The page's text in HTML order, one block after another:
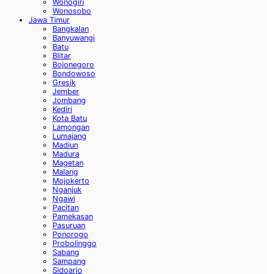
Wonogiri
Wonosobo
Jawa Timur
Bangkalan
Banyuwangi
Batu
Blitar
Bojonegoro
Bondowoso
Gresik
Jember
Jombang
Kediri
Kota Batu
Lamongan
Lumajang
Madiun
Madura
Magetan
Malang
Mojokerto
Nganjuk
Ngawi
Pacitan
Pamekasan
Pasuruan
Ponorogo
Probolinggo
Sabang
Sampang
Sidoarjo